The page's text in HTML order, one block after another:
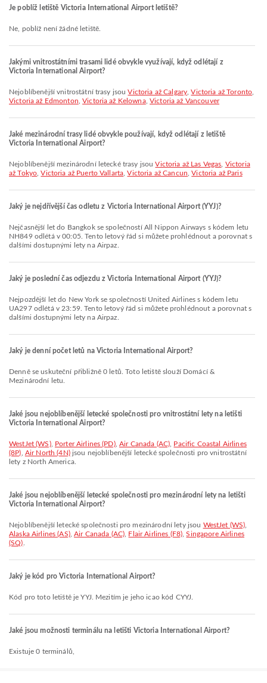
Je poblíž letiště Victoria International Airport letiště?
Ne, poblíž není žádné letiště.
Jakými vnitrostátními trasami lidé obvykle využívají, když odlétají z
Victoria International Airport?
Nejoblíbenější vnitrostátní trasy jsouVictoria až Calgary ,Victoria až Toronto
Victoria až Edmonton ,Victoria až Kelowna,Victoria až Vancouver
Jaké mezinárodní trasy lidé obvykle používají, když odlétají z letiště
Victoria International Airport?
Nejoblíbenější mezinárodní letecké trasy jsouVictoria až Las Vegas Victoria
až Tokyo ,Victoria až Puerto Vallarta ,Victoria až Cancun ,Victoria až Paris
Jaký je nejdřívější čas odletu z Victoria International Airport (YYJ)?
Nejčasnější let do Bangkok se společností All Nippon Airways s kódem letu
NH849 odlétá v 00:05. Tento letový řád si můžete prohlédnout a porovnat s
dalšími dostupnými lety na Airpaz.
Jaký je poslední čas odjezdu z Victoria International Airport (YYJ)?
Nejpozdější let do New York se společností United Airlines s kódem letu
UA297 odlétá v 23:59. Tento letový řád si můžete prohlédnout a porovnat s
dalšími dostupnými lety na Airpaz.
Jaký je denní počet letů na Victoria International Airport?
Denně se uskuteční přibližně 0 letů. Toto letiště slouží Domácí &
Mezinárodní letu.
Jaké jsou nejoblíbenější letecké společnosti pro vnitrostátní lety na letišti
Victoria International Airport?
WestJet (WS), Porter Airlines (PD),Air Canada (AC) Pacific Coastal Airlines
(8P) Air North (4N)jsou nejoblíbenější letecké společnosti pro vnitrostátní
lety z North America.
Jaké jsou nejoblíbenější letecké společnosti pro mezinárodní lety na letišti
Victoria International Airport?
Nejoblíbenější letecké společnosti pro mezinárodní lety jsou WestJet (WS)
Alaska Airlines (AS),Air Canada (AC) Flair Airlines (F8) ,Singapore Airlines
(SQ)
Jaký je kód pro Victoria International Airport?
Kód pro toto letiště je YYJ. Mezitím je jeho icao kód CYYJ.
Jaké jsou možnosti terminálu na letišti Victoria International Airport?
Existuje 0 terminálů,